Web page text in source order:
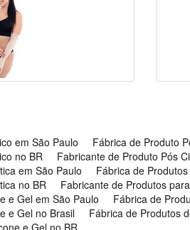
em São Paulo
Fábrica de Produto
no BR
Fabricante de Produto Pós
em São Paulo
Fábrica de
no BR
Fabricante de Produtos
e Gel em São Paulo
Fábrica de
e Gel no Brasil
Fábrica de Produtos
e Gel no BR